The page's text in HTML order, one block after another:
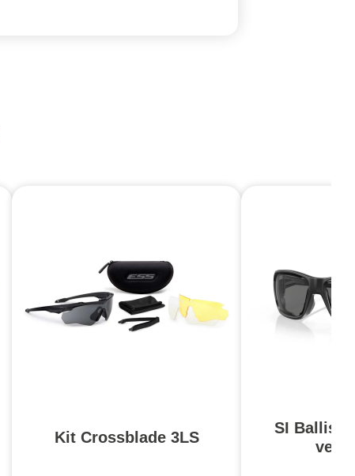
Kit Crossblade 3LS
SI